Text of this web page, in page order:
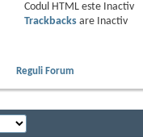
Codul HTML este
Inactiv
Trackbacksare
Inactiv
Reguli Forum